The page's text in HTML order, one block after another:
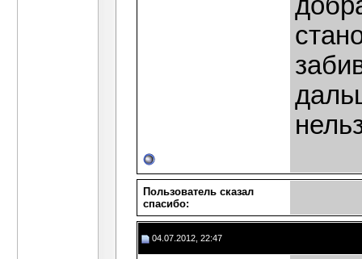
Пользователь сказал
cпасибо:
04.07.2012, 22:47